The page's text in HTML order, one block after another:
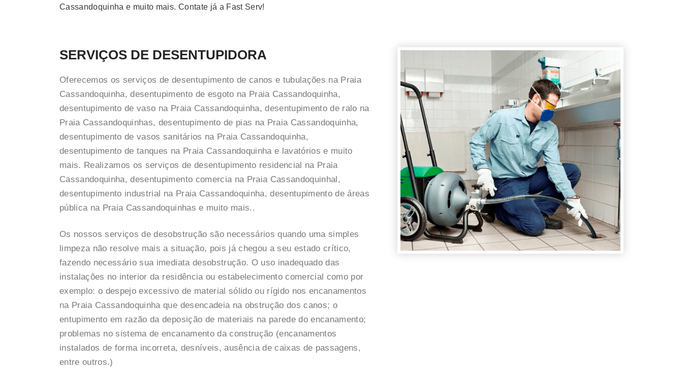
Cassandoquinha e muito mais. Contate já a Fast Serv!
SERVIÇOS DE DESENTUPIDORA
Oferecemos os serviços de desentupimento de canos e tubulações na Praia
Cassandoquinha, desentupimento de esgoto na Praia Cassandoquinha,
desentupimento de vaso na Praia Cassandoquinha, desentupimento de ralo na
Praia Cassandoquinhas, desentupimento de pias na Praia Cassandoquinha,
desentupimento de vasos sanitários na Praia Cassandoquinha,
desentupimento de tanques na Praia Cassandoquinha e lavatórios e muito
mais. Realizamos os serviços de desentupimento residencial na Praia
Cassandoquinha, desentupimento comercia na Praia Cassandoquinhal,
desentupimento industrial na Praia Cassandoquinha, desentupimento de áreas
pública na Praia Cassandoquinhas e muito mais..
Os nossos serviços de desobstrução são necessários quando uma simples
limpeza não resolve mais a situação, pois já chegou a seu estado crítico,
fazendo necessário sua imediata desobstrução. O uso inadequado das
instalações no interior da residência ou estabelecimento comercial como por
exemplo: o despejo excessivo de material sólido ou rígido nos encanamentos
na Praia Cassandoquinha que desencadeia na obstrução dos canos; o
entupimento em razão da deposição de materiais na parede do encanamento;
problemas no sistema de encanamento da construção (encanamentos
instalados de forma incorreta, desníveis, ausência de caixas de passagens,
entre outros.)